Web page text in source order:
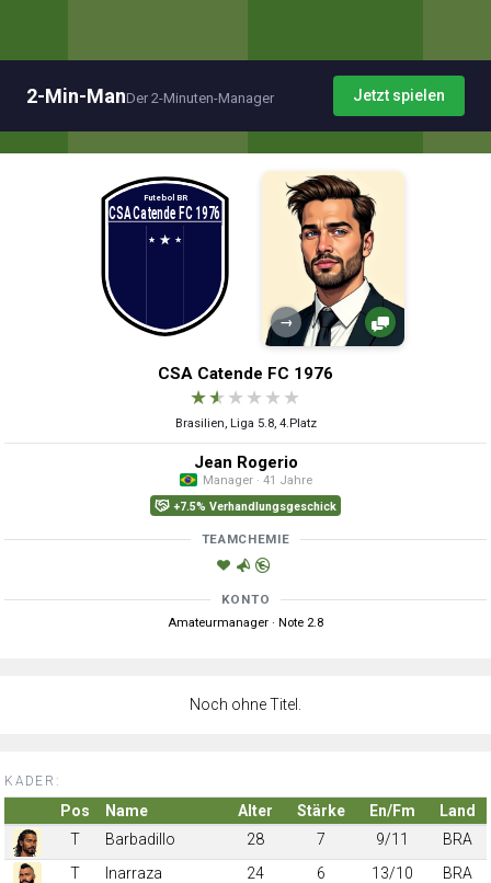
2-Min-ManDer 2-Minuten-Manager Jetzt spielen
→
CSA Catende FC 1976
★★ ★ ★ ★ ★
Brasilien, Liga 5.8, 4.Platz
Jean Rogerio
Manager · 41 Jahre
+7.5% Verhandlungsgeschick
TEAMCHEMIE
KONTO
Amateurmanager · Note 2.8
Noch ohne Titel.
KADER:
Pos Name Alter Stärke En/Fm
Land
T
Barbadillo 28 7 9/11
BRA
T
Inarraza 24 6 13/10
BRA